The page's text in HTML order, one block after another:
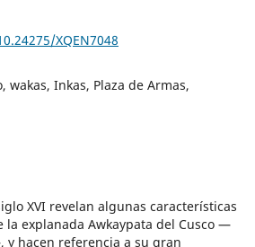
XQEN7048
wakas, Inkas, Plaza de Armas,
XVI revelan algunas características
la explanada Awkaypata del Cusco —
y hacen referencia a su gran